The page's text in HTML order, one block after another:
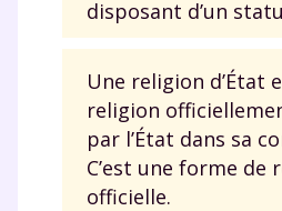
disposant d’un
Une religion d’État
religion
par l’État dans sa
C’est une forme de
officielle.